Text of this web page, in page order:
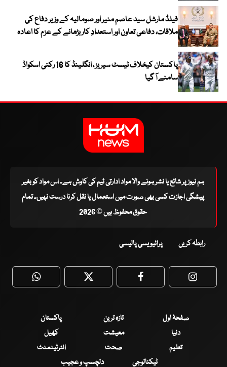
فیلڈ مارشل سید عاصم منیر اور صومالیہ کے وزیر دفاع کی
ملاقات، دفاعی تعاون اور استعدادِ کار بڑھانے کے عزم کا اعادہ
پاکستان کیخلاف ٹیسٹ سیریز ، انگلینڈ کا 16 رکنی اسکواڈ
سامنے آ گیا
ہم نیوز پر شائع یا نشر ہونے والا مواد ادارتی ٹیم کی کاوش ہے۔ اس مواد کو بغیر
پیشگی اجازت کسی بھی صورت میں استعمال یا نقل کرنا درست نہیں۔ تمام
حقوق محفوظ ہیں © 2026
رابطہ کریں پرائیویسی پالیسی
WhatsApp Twitter Facebook
صفحۂ اول تازہ ترین
پاکستان
دنیا
معیشت
کھیل
تعلیم
صحت
انٹرٹینمنٹ
ٹیکنالوجی
دلچسپ و عجیب